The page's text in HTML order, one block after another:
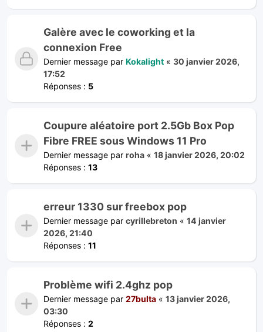
Galère avec le coworking et la
connexion Free
Dernier message par Kokalight « 30 janvier 2026,
17:52
Réponses : 5
Coupure aléatoire port 2.5Gb Box Pop
Fibre FREE sous Windows 11 Pro
Dernier message par roha « 18 janvier 2026, 20:02
Réponses : 13
erreur 1330 sur freebox pop
Dernier message par cyrillebreton « 14 janvier
2026, 21:40
Réponses : 11
Problème wifi 2.4ghz pop
Dernier message par 27bulta « 13 janvier 2026,
03:30
Réponses : 2